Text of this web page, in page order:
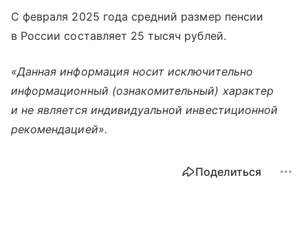
С февраля 2025 года средний размер пенсии
в России составляет 25 тысяч рублей.
«Данная информация носит исключительно
информационный (ознакомительный) характер
и не является индивидуальной инвестиционной
рекомендацией».
Поделиться